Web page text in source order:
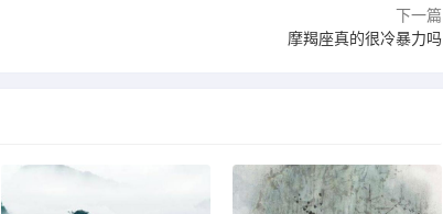
下一篇
摩羯座真的很冷暴力吗